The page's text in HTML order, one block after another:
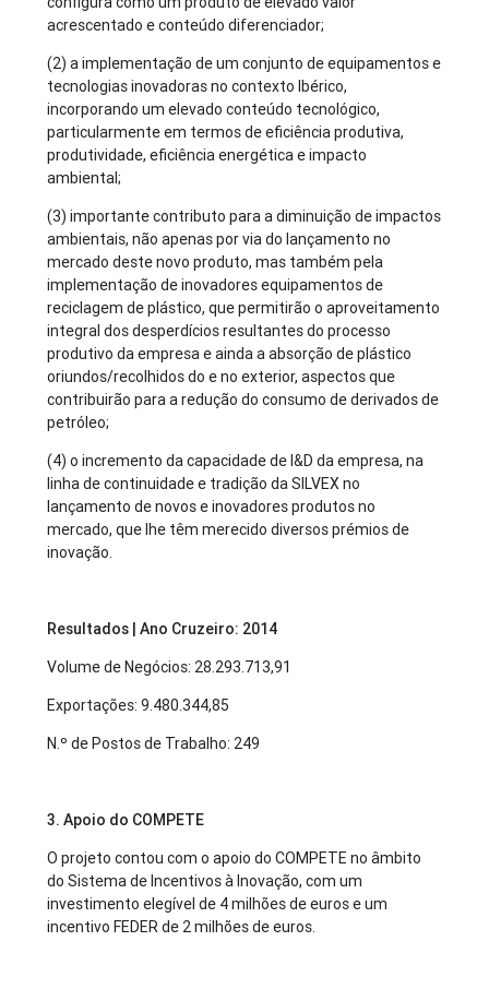
acrescentado e conteúdo diferenciador;
(2) a implementação de um conjunto de equipamentos e
tecnologias inovadoras no contexto Ibérico,
incorporando um elevado conteúdo tecnológico,
particularmente em termos de eficiência produtiva,
produtividade, eficiência energética e impacto
ambiental;
(3) importante contributo para a diminuição de impactos
ambientais, não apenas por via do lançamento no
mercado deste novo produto, mas também pela
implementação de inovadores equipamentos de
reciclagem de plástico, que permitirão o aproveitamento
integral dos desperdícios resultantes do processo
produtivo da empresa e ainda a absorção de plástico
oriundos/recolhidos do e no exterior, aspectos que
contribuirão para a redução do consumo de derivados de
petróleo;
(4) o incremento da capacidade de I&D da empresa, na
linha de continuidade e tradição da SILVEX no
lançamento de novos e inovadores produtos no
mercado, que lhe têm merecido diversos prémios de
inovação.
Resultados | Ano Cruzeiro: 2014
Volume de Negócios: 28.293.713,91
Exportações: 9.480.344,85
N.º de Postos de Trabalho: 249
3. Apoio do COMPETE
O projeto contou com o apoio do COMPETE no âmbito
do Sistema de Incentivos à Inovação, com um
investimento elegível de 4 milhões de euros e um
incentivo FEDER de 2 milhões de euros.